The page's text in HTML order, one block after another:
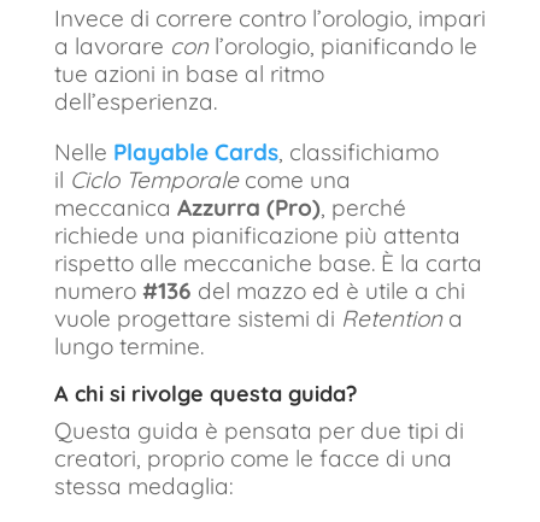
Invece di correre contro l’orologio, impari
a lavorare conl’orologio, pianificando le
tue azioni in base al ritmo
dell’esperienza.
Nelle Playable Cards, classifichiamo
il Ciclo Temporalecome una
meccanica Azzurra (Pro), perché
richiede una pianificazione più attenta
rispetto alle meccaniche base. È la carta
numero #136 del mazzo ed è utile a chi
vuole progettare sistemi di Retentiona
lungo termine.
A chi si rivolge questa guida?
Questa guida è pensata per due tipi di
creatori, proprio come le facce di una
stessa medaglia: